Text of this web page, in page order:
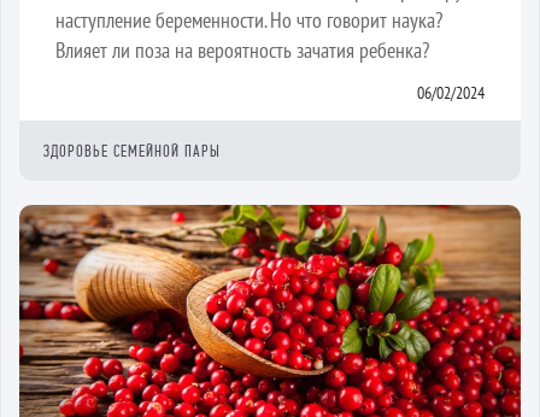
наступление беременности. Но что говорит наука?
Влияет ли поза на вероятность зачатия ребенка?
06/02/2024
ЗДОРОВЬЕ СЕМЕЙНОЙ ПАРЫ